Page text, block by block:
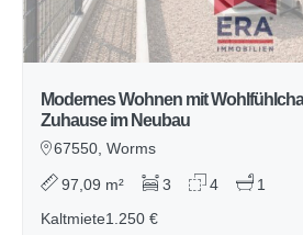
Modernes Wohnen mit
Zuhause im Neubau
67550, Worms
97,09 m² 3 4
1
Kaltmiete1.250 €